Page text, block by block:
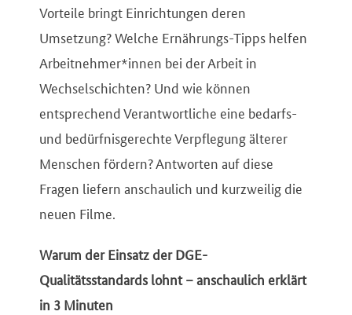
Vorteile bringt Einrichtungen deren
Umsetzung? Welche Ernährungs-Tipps helfen
Arbeitnehmer*innen bei der Arbeit in
Wechselschichten? Und wie können
entsprechend Verantwortliche eine bedarfs-
und bedürfnisgerechte Verpflegung älterer
Menschen fördern? Antworten auf diese
Fragen liefern anschaulich und kurzweilig die
neuen Filme.
Warum der Einsatz der DGE-
Qualitätsstandards lohnt – anschaulich erklärt
in 3 Minuten